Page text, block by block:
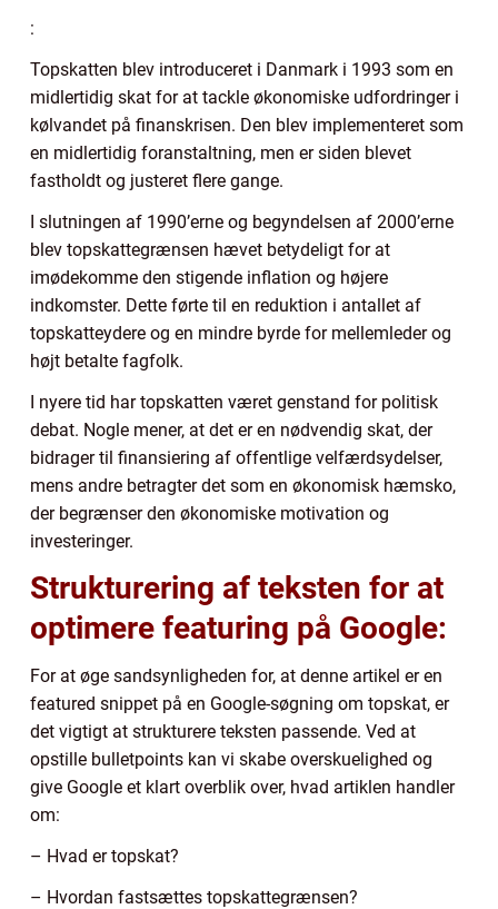
:
Topskatten blev introduceret i Danmark i 1993 som en
midlertidig skat for at tackle økonomiske udfordringer i
kølvandet på finanskrisen. Den blev implementeret som
en midlertidig foranstaltning, men er siden blevet
fastholdt og justeret flere gange.
I slutningen af 1990’erne og begyndelsen af 2000’erne
blev topskattegrænsen hævet betydeligt for at
imødekomme den stigende inflation og højere
indkomster. Dette førte til en reduktion i antallet af
topskatteydere og en mindre byrde for mellemleder og
højt betalte fagfolk.
I nyere tid har topskatten været genstand for politisk
debat. Nogle mener, at det er en nødvendig skat, der
bidrager til finansiering af offentlige velfærdsydelser,
mens andre betragter det som en økonomisk hæmsko,
der begrænser den økonomiske motivation og
investeringer.
Strukturering af teksten for at
optimere featuring på Google:
For at øge sandsynligheden for, at denne artikel er en
featured snippet på en Google-søgning om topskat, er
det vigtigt at strukturere teksten passende. Ved at
opstille bulletpoints kan vi skabe overskuelighed og
give Google et klart overblik over, hvad artiklen handler
om:
– Hvad er topskat?
– Hvordan fastsættes topskattegrænsen?